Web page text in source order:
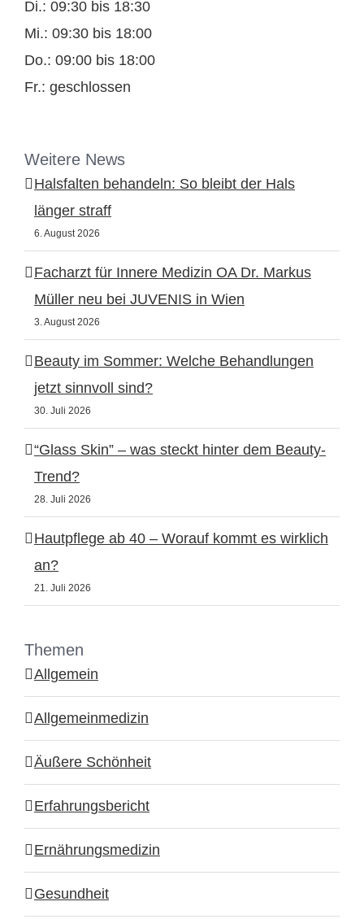
Di.: 09:30 bis 18:30
Mi.: 09:30 bis 18:00
Do.: 09:00 bis 18:00
Fr.: geschlossen
Weitere News
Halsfalten behandeln: So bleibt der Hals
länger straff
6. August 2026
Facharzt für Innere Medizin OA Dr. Markus
Müller neu bei JUVENIS in Wien
3. August 2026
Beauty im Sommer: Welche Behandlungen
jetzt sinnvoll sind?
30. Juli 2026
“Glass Skin” – was steckt hinter dem Beauty-
Trend?
28. Juli 2026
Hautpflege ab 40 – Worauf kommt es wirklich
an?
21. Juli 2026
Themen
Allgemein
Allgemeinmedizin
Äußere Schönheit
Erfahrungsbericht
Ernährungsmedizin
Gesundheit